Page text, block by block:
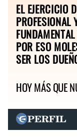
EL EJERCICIO
POR ESO
SER LOS
HOY MÁS QUE